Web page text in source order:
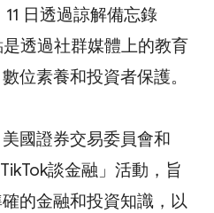
日透過諒解備忘錄
透過社群媒體上的教育
位素養和投資者保護。
國證券交易委員會和
談金融」活動，旨
的金融和投資知識，以